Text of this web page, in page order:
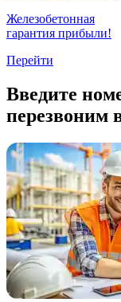
Железобетонная
гарантия прибыли!
Перейти
Введите
перезвоним